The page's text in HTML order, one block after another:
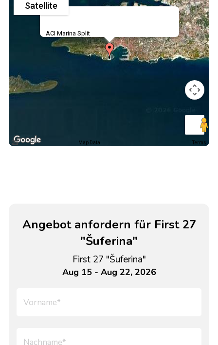
ACI Marina Split
Satellite
Map Data Terms
Angebot anfordern für First 27
"Šuferina"
First 27 "Šuferina"
Aug 15 - Aug 22, 2026